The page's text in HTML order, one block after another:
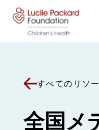
コンテンツにスキップ
すべてのリソ
全国メ